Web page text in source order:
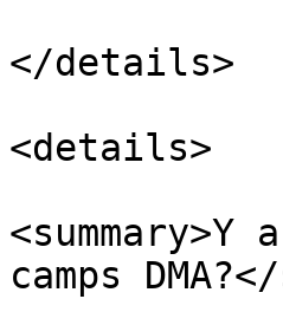
</details>
<details>
camps